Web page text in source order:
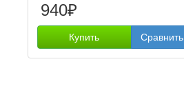
940₽
Купить Сравнить